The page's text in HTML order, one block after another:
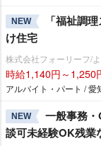
NEW
「福祉調
け住宅
株式会社フォーリーフ/
時給1,140円～1,250
アルバイト・パート / 愛
NEW
一般事務
談可未経験OK残業